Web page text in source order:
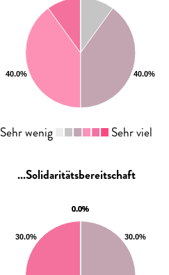
Sehr wenig Sehr viel
...Solidaritätsbereitschaft